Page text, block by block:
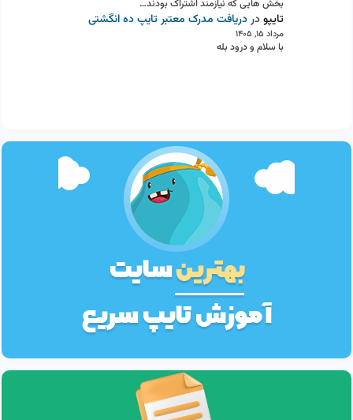
بخش هایی که نیازمند اشتراک بودند…
تایپودردریافت مدرک معتبر تایپ ده انگشتی
مرداد ۱۵, ۱۴۰۵
با سلام و درود بله